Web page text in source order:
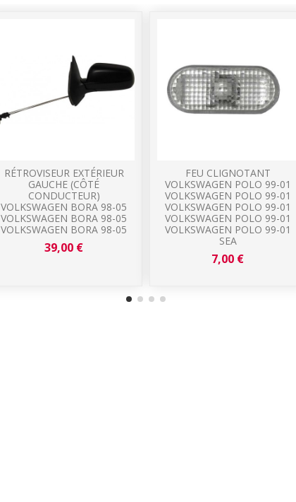
RÉTROVISEUR EXTÉRIEUR
GAUCHE (CÔTÉ
CONDUCTEUR)
VOLKSWAGEN BORA 98-05
VOLKSWAGEN BORA 98-05
VOLKSWAGEN BORA 98-05
39,00 €
FEU CLIGNOTANT
VOLKSWAGEN POLO 99-01
VOLKSWAGEN POLO 99-01
VOLKSWAGEN POLO 99-01
VOLKSWAGEN POLO 99-01
VOLKSWAGEN POLO 99-01
SEA
7,00 €